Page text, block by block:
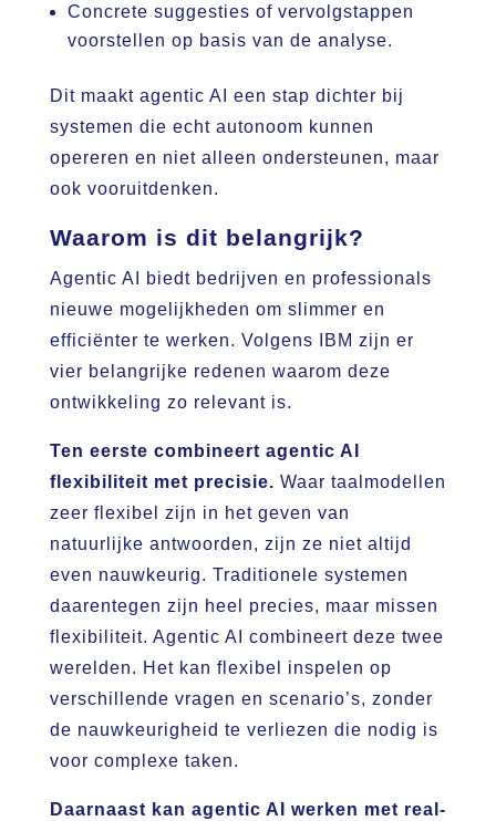
Concrete suggesties of vervolgstappen
voorstellen op basis van de analyse.
Dit maakt agentic AI een stap dichter bij
systemen die echt autonoom kunnen
opereren en niet alleen ondersteunen, maar
ook vooruitdenken.
Waarom is dit belangrijk?
Agentic AI biedt bedrijven en professionals
nieuwe mogelijkheden om slimmer en
efficiënter te werken. Volgens IBM zijn er
vier belangrijke redenen waarom deze
ontwikkeling zo relevant is.
Ten eerste combineert agentic AI
flexibiliteit met precisie. Waar taalmodellen
zeer flexibel zijn in het geven van
natuurlijke antwoorden, zijn ze niet altijd
even nauwkeurig. Traditionele systemen
daarentegen zijn heel precies, maar missen
flexibiliteit. Agentic AI combineert deze twee
werelden. Het kan flexibel inspelen op
verschillende vragen en scenario’s, zonder
de nauwkeurigheid te verliezen die nodig is
voor complexe taken.
Daarnaast kan agentic AI werken met real-